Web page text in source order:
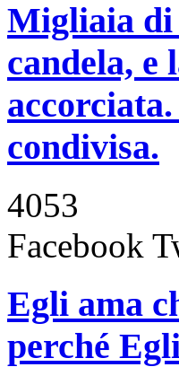
Migliaia di
candela, e
condivisa.
4053
Facebook
Egli ama
perché